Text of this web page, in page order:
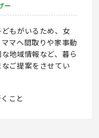
ー
もがいるため、女
マへ間取りや家事動
地域情報など、暮ら
ご提案をさせてい
こと